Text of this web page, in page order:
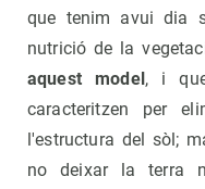
que tenim avui dia
nutrició de la
aquest model , i
caracteritzen per
l'estructura del sòl;
no deixar la terra